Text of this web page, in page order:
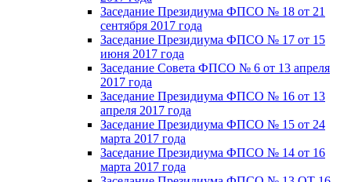
Заседание Президиума ФПСО № 18 от 21
сентября 2017 года
Заседание Президиума ФПСО № 17 от 15
июня 2017 года
Заседание Совета ФПСО № 6 от 13 апреля
2017 года
Заседание Президиума ФПСО № 16 от 13
апреля 2017 года
Заседание Президиума ФПСО № 15 от 24
марта 2017 года
Заседание Президиума ФПСО № 14 от 16
марта 2017 года